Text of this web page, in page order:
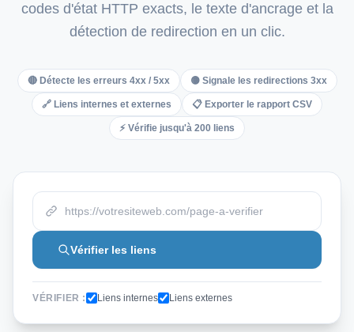
Italian
codes d'état HTTP exacts, le texte d'ancrage et la
détection de redirection en un clic.
🔴 Détecte les erreurs 4xx / 5xx 🟡 Signale les redirections 3xx
🔗 Liens internes et externes 📋 Exporter le rapport CSV
⚡ Vérifie jusqu'à 200 liens
Vérifier les liens
VÉRIFIER : Liens internes Liens externes